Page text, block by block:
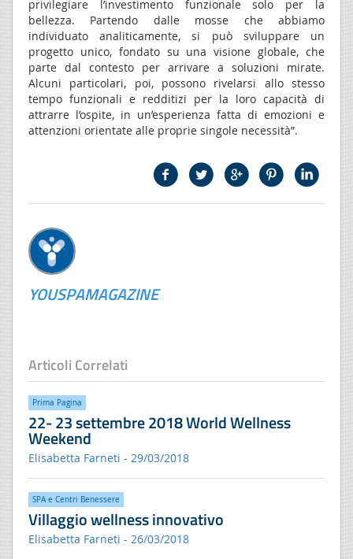
privilegiare l’investimento funzionale solo per la
bellezza. Partendo dalle mosse che abbiamo
individuato analiticamente, si può sviluppare un
progetto unico, fondato su una visione globale, che
parte dal contesto per arrivare a soluzioni mirate.
Alcuni particolari, poi, possono rivelarsi allo stesso
tempo funzionali e redditizi per la loro capacità di
attrarre l’ospite, in un’esperienza fatta di emozioni e
attenzioni orientate alle proprie singole necessità”.
YOUSPAMAGAZINE
Articoli Correlati
Prima Pagina
22- 23 settembre 2018 World Wellness
Weekend
Elisabetta Farneti - 29/03/2018
SPA e Centri Benessere
Villaggio wellness innovativo
Elisabetta Farneti - 26/03/2018